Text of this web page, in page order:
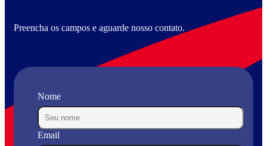
Preencha os campos e aguarde nosso contato.
Nome
Email